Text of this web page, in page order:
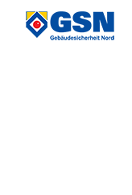
Zum
Inhalt